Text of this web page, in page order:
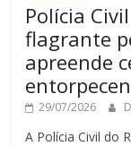
Polícia
flagrante
apreende
29/07/2026
A Polícia Civil do